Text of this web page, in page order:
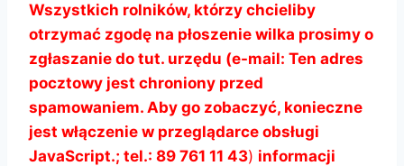
Wszystkich rolników, którzy chcieliby
otrzymać zgodę na płoszenie wilka prosimy o
zgłaszanie do tut. urzędu (e-mail: Ten adres
pocztowy jest chroniony przed
spamowaniem. Aby go zobaczyć, konieczne
jest włączenie w przeglądarce obsługi
JavaScript.; tel.: 89 761 11 43) informacji